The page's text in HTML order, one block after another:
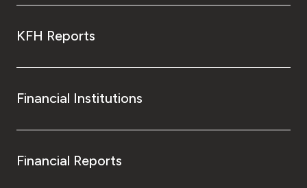
KFH Reports
Financial Institutions
Financial Reports